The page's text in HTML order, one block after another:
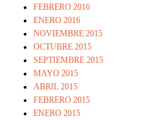
FEBRERO 2016
ENERO 2016
NOVIEMBRE 2015
OCTUBRE 2015
SEPTIEMBRE 2015
MAYO 2015
ABRIL 2015
FEBRERO 2015
ENERO 2015